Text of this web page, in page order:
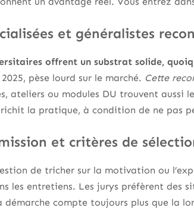
et généralistes
offrent un substrat solide,
pèse lourd sur le marché. Cette
ateliers ou modules DU trouvent aussi
la pratique, à condition de ne pas
et critères de
de tricher sur la motivation ou
les entretiens. Les jurys préfèrent des
compte toujours plus que la